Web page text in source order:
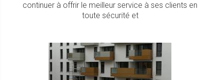
continuer à offrir le meilleur service à ses clients en
toute sécurité et